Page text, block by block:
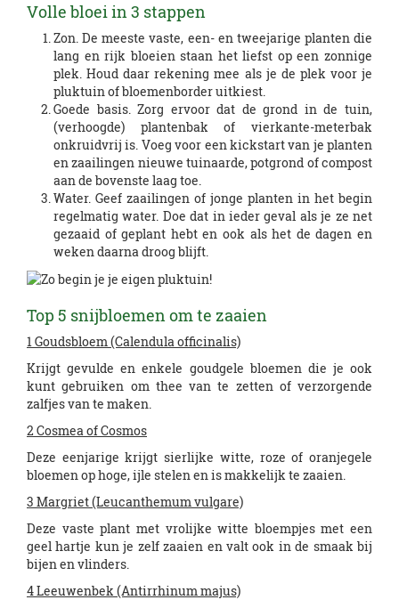
Volle bloei in 3 stappen
Zon. De meeste vaste, een- en tweejarige planten die
lang en rijk bloeien staan het liefst op een zonnige
plek. Houd daar rekening mee als je de plek voor je
pluktuin of bloemenborder uitkiest.
Goede basis. Zorg ervoor dat de grond in de tuin,
(verhoogde) plantenbak of vierkante-meterbak
onkruidvrij is. Voeg voor een kickstart van je planten
en zaailingen nieuwe tuinaarde, potgrond of compost
aan de bovenste laag toe.
Water. Geef zaailingen of jonge planten in het begin
regelmatig water. Doe dat in ieder geval als je ze net
gezaaid of geplant hebt en ook als het de dagen en
weken daarna droog blijft.
Top 5 snijbloemen om te zaaien
1 Goudsbloem (Calendula officinalis)
Krijgt gevulde en enkele goudgele bloemen die je ook
kunt gebruiken om thee van te zetten of verzorgende
zalfjes van te maken.
2 Cosmea of Cosmos
Deze eenjarige krijgt sierlijke witte, roze of oranjegele
bloemen op hoge, ijle stelen en is makkelijk te zaaien.
3 Margriet (Leucanthemum vulgare)
Deze vaste plant met vrolijke witte bloempjes met een
geel hartje kun je zelf zaaien en valt ook in de smaak bij
bijen en vlinders.
4 Leeuwenbek (Antirrhinum majus)